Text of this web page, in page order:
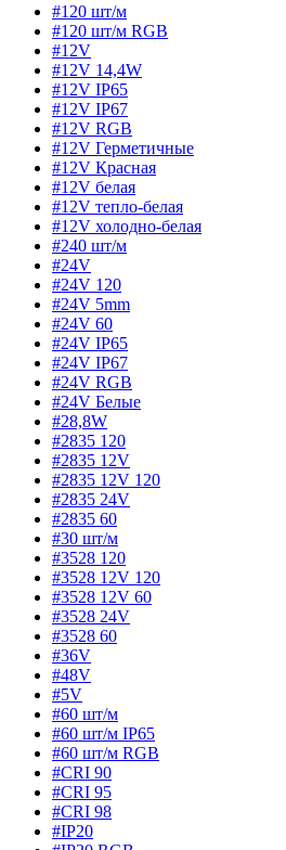
#120 шт/м
#120 шт/м RGB
#12V
#12V 14,4W
#12V IP65
#12V IP67
#12V RGB
#12V Герметичные
#12V Красная
#12V белая
#12V тепло-белая
#12V холодно-белая
#240 шт/м
#24V
#24V 120
#24V 5mm
#24V 60
#24V IP65
#24V IP67
#24V RGB
#24V Белые
#28,8W
#2835 120
#2835 12V
#2835 12V 120
#2835 24V
#2835 60
#30 шт/м
#3528 120
#3528 12V 120
#3528 12V 60
#3528 24V
#3528 60
#36V
#48V
#5V
#60 шт/м
#60 шт/м IP65
#60 шт/м RGB
#CRI 90
#CRI 95
#CRI 98
#IP20